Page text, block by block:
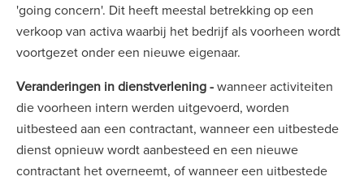
'going concern'. Dit heeft meestal betrekking op een
verkoop van activa waarbij het bedrijf als voorheen wordt
voortgezet onder een nieuwe eigenaar.
Veranderingen in dienstverlening -wanneer activiteiten
die voorheen intern werden uitgevoerd, worden
uitbesteed aan een contractant, wanneer een uitbestede
dienst opnieuw wordt aanbesteed en een nieuwe
contractant het overneemt, of wanneer een uitbestede